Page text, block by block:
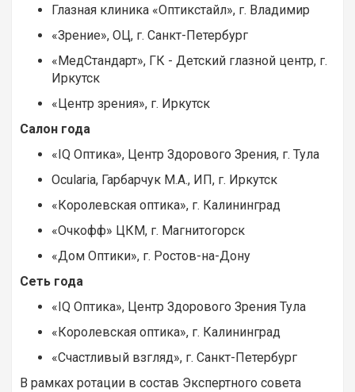
Глазная клиника «Оптикстайл», г. Владимир
«Зрение», ОЦ, г. Санкт-Петербург
«МедСтандарт», ГК - Детский глазной центр, г.
Иркутск
«Центр зрения», г. Иркутск
Салон года
«IQ Оптика», Центр Здорового Зрения, г. Тула
Ocularia, Гарбарчук М.А., ИП, г. Иркутск
«Королевская оптика», г. Калининград
«Очкофф» ЦКМ, г. Магнитогорск
«Дом Оптики», г. Ростов-на-Дону
Сеть года
«IQ Оптика», Центр Здорового Зрения Тула
«Королевская оптика», г. Калининград
«Счастливый взгляд», г. Санкт-Петербург
В рамках ротации в состав Экспертного совета